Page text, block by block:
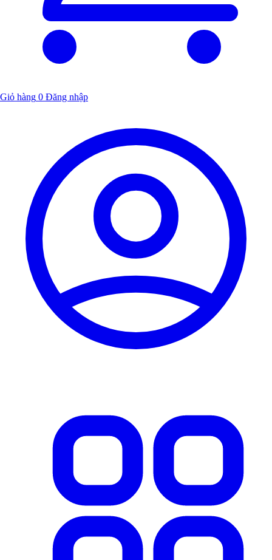
Giỏ hàng 0 Đăng nhập